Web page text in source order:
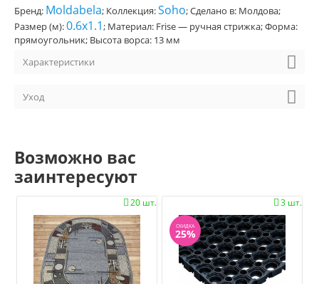
Бренд: Moldabela; Коллекция:Soho; Сделано в: Молдова;
Размер (м):0.6x1.1; Материал: Frise — ручная стрижка; Форма:
прямоугольник; Высота ворса: 13 мм
Характеристики
Уход
Возможно вас
заинтересуют
20 шт.
 3 шт.

СКИДКА
25%